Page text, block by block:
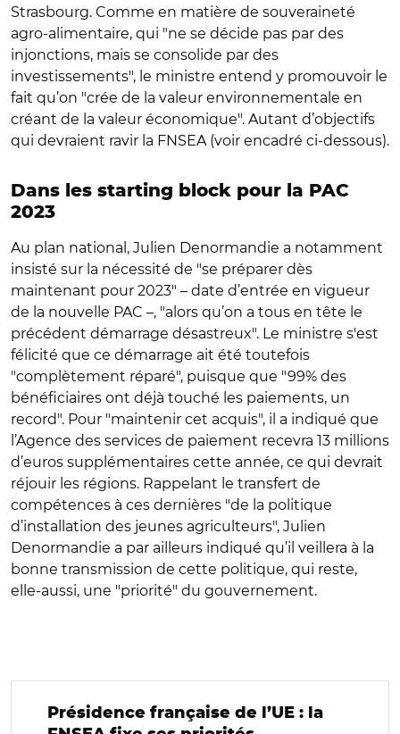
Strasbourg. Comme en matière de souveraineté
agro-alimentaire, qui "ne se décide pas par des
injonctions, mais se consolide par des
investissements", le ministre entend y promouvoir le
fait qu’on "crée de la valeur environnementale en
créant de la valeur économique". Autant d’objectifs
qui devraient ravir la FNSEA (voir encadré ci-dessous).
Dans les starting block pour la PAC
2023
Au plan national, Julien Denormandie a notamment
insisté sur la nécessité de "se préparer dès
maintenant pour 2023" – date d’entrée en vigueur
de la nouvelle PAC –, "alors qu’on a tous en tête le
précédent démarrage désastreux". Le ministre s'est
félicité que ce démarrage ait été toutefois
"complètement réparé", puisque que "99% des
bénéficiaires ont déjà touché les paiements, un
record". Pour "maintenir cet acquis", il a indiqué que
l’Agence des services de paiement recevra 13 millions
d’euros supplémentaires cette année, ce qui devrait
réjouir les régions. Rappelant le transfert de
compétences à ces dernières "de la politique
d’installation des jeunes agriculteurs", Julien
Denormandie a par ailleurs indiqué qu’il veillera à la
bonne transmission de cette politique, qui reste,
elle-aussi, une "priorité" du gouvernement.
Présidence française de l’UE : la